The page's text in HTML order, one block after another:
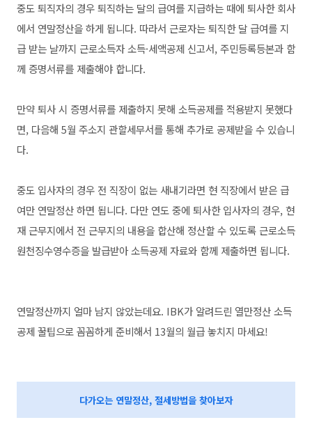
중도 퇴직자의 경우 퇴직하는 달의 급여를 지급하는 때에 퇴사한 회사
에서 연말정산을 하게 됩니다. 따라서 근로자는 퇴직한 달 급여를 지
급 받는 날까지 근로소득자 소득·세액공제 신고서, 주민등록등본과 함
께 증명서류를 제출해야 합니다.
만약 퇴사 시 증명서류를 제출하지 못해 소득공제를 적용받지 못했다
면, 다음해 5월 주소지 관할세무서를 통해 추가로 공제받을 수 있습니
다.
중도 입사자의 경우 전 직장이 없는 새내기라면 현 직장에서 받은 급
여만 연말정산 하면 됩니다. 다만 연도 중에 퇴사한 입사자의 경우, 현
재 근무지에서 전 근무지의 내용을 합산해 정산할 수 있도록 근로소득
원천징수영수증을 발급받아 소득공제 자료와 함께 제출하면 됩니다.
연말정산까지 얼마 남지 않았는데요. IBK가 알려드린 열만정산 소득
공제 꿀팁으로 꼼꼼하게 준비해서 13월의 월급 놓치지 마세요!
다가오는 연말정산, 절세방법을 찾아보자